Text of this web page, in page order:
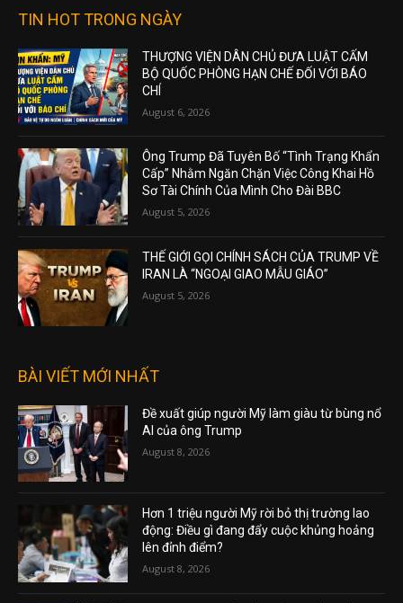
TIN HOT TRONG NGÀY
THƯỢNG VIỆN DÂN CHỦ ĐƯA LUẬT CẤM
BỘ QUỐC PHÒNG HẠN CHẾ ĐỐI VỚI BÁO
CHÍ
August 6, 2026
Ông Trump Đã Tuyên Bố “Tình Trạng Khẩn
Cấp” Nhằm Ngăn Chặn Việc Công Khai Hồ
Sơ Tài Chính Của Mình Cho Đài BBC
August 5, 2026
THẾ GIỚI GỌI CHÍNH SÁCH CỦA TRUMP VỀ
IRAN LÀ “NGOẠI GIAO MẪU GIÁO”
August 5, 2026
BÀI VIẾT MỚI NHẤT
Đề xuất giúp người Mỹ làm giàu từ bùng nổ
AI của ông Trump
August 8, 2026
Hơn 1 triệu người Mỹ rời bỏ thị trường lao
động: Điều gì đang đẩy cuộc khủng hoảng
lên đỉnh điểm?
August 8, 2026